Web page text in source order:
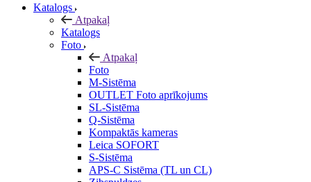
Katalogs
Atpakaļ
Katalogs
Foto
Atpakaļ
Foto
M-Sistēma
OUTLET Foto aprīkojums
SL-Sistēma
Q-Sistēma
Kompaktās kameras
Leica SOFORT
S-Sistēma
APS-C Sistēma (TL un CL)